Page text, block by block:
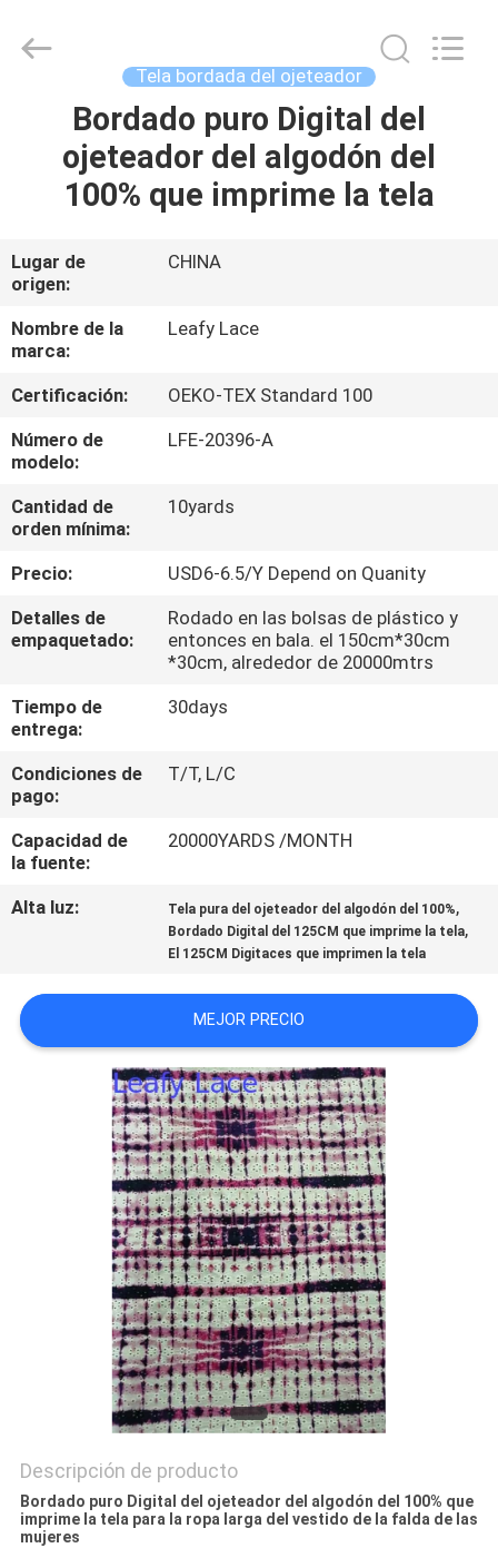
INICIO
PRODUCTOS
SOBRE
NOSOTROS
VISITA
A
LA
DE
CALIDAD
CONTACTO
NOTICIAS
SOLICITAR
UNA
COTIZACIÓN
MAPA
DEL
POLÍTICA
PRIVACIDAD
Textiles
Tela bordada del ojeteador
Bordado puro Digital del
ojeteador del algodón del
100% que imprime la tela
Lugar de
origen:
CHINA
Nombre de la
marca:
Leafy Lace
Certificación:
OEKO-TEX Standard 100
Número de
modelo:
LFE-20396-A
Cantidad de
orden mínima:
10yards
Precio:
USD6-6.5/Y Depend on Quanity
Detalles de
empaquetado:
Rodado en las bolsas de plástico y
entonces en bala. el 150cm*30cm
*30cm, alrededor de 20000mtrs
Tiempo de
entrega:
30days
Condiciones de
pago:
T/T, L/C
Capacidad de
la fuente:
20000YARDS /MONTH
Alta luz: Tela pura del ojeteador del algodón del 100%,
Bordado Digital del 125CM que imprime la tela,
El 125CM Digitaces que imprimen la tela
MEJOR PRECIO
Descripción de producto
Bordado puro Digital del ojeteador del algodón del 100% que
imprime la tela para la ropa larga del vestido de la falda de las
mujeres